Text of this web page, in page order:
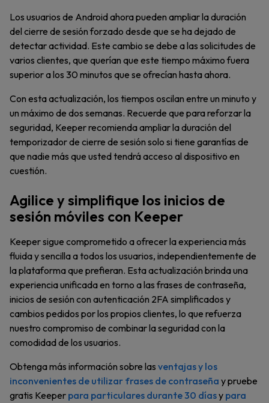
Los usuarios de Android ahora pueden ampliar la duración
del cierre de sesión forzado desde que se ha dejado de
detectar actividad. Este cambio se debe a las solicitudes de
varios clientes, que querían que este tiempo máximo fuera
superior a los 30 minutos que se ofrecían hasta ahora.
Con esta actualización, los tiempos oscilan entre un minuto y
un máximo de dos semanas. Recuerde que para reforzar la
seguridad, Keeper recomienda ampliar la duración del
temporizador de cierre de sesión solo si tiene garantías de
que nadie más que usted tendrá acceso al dispositivo en
cuestión.
Agilice y simplifique los inicios de
sesión móviles con Keeper
Keeper sigue comprometido a ofrecer la experiencia más
fluida y sencilla a todos los usuarios, independientemente de
la plataforma que prefieran. Esta actualización brinda una
experiencia unificada en torno a las frases de contraseña,
inicios de sesión con autenticación 2FA simplificados y
cambios pedidos por los propios clientes, lo que refuerza
nuestro compromiso de combinar la seguridad con la
comodidad de los usuarios.
Obtenga más información sobre las ventajas y los
inconvenientes de utilizar frases de contraseña y pruebe
gratis Keeper para particulares durante 30 díasy para